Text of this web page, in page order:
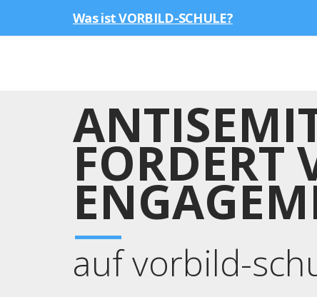
Was ist VORBILD-SCHULE?
FORDERT
auf vorbild-